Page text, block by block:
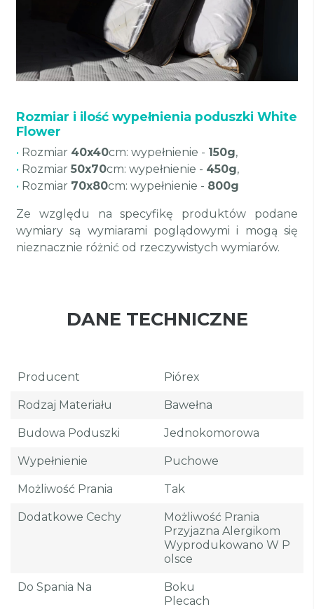
Rozmiar i ilość wypełnienia poduszki White
Flower
• Rozmiar 40x40cm: wypełnienie - 150g,
• Rozmiar 50x70cm: wypełnienie - 450g,
• Rozmiar 70x80cm: wypełnienie - 800g
Ze względu na specyfikę produktów podane
wymiary są wymiarami poglądowymi i mogą się
nieznacznie różnić od rzeczywistych wymiarów.
DANE TECHNICZNE
Producent Piórex
Rodzaj Materiału Bawełna
Budowa Poduszki Jednokomorowa
Wypełnienie Puchowe
Możliwość Prania Tak
Dodatkowe Cechy
Możliwość Prania
Przyjazna Alergikom
Wyprodukowano W P
Olsce
Do Spania Na
Boku
Plecach